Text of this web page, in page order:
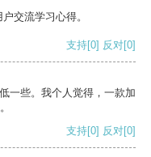
交流学习心得。
支持[0] 反对[0]
一些。我个人觉得，一款加
支持[0] 反对[0]